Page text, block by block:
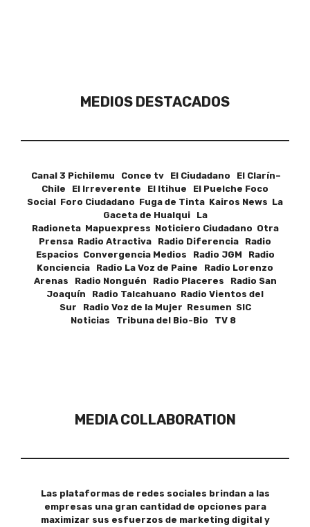
MEDIOS DESTACADOS
Canal 3 Pichilemu Conce tv El Ciudadano El Clarín–
Chile El Irreverente El Itihue El Puelche Foco
Social Foro Ciudadano Fuga de Tinta Kairos News La
Gaceta de Hualqui La
Radioneta Mapuexpress Noticiero Ciudadano Otra
Prensa Radio Atractiva Radio Diferencia Radio
Espacios Convergencia Medios Radio JGM Radio
Konciencia Radio La Voz de Paine Radio Lorenzo
Arenas Radio Nonguén Radio Placeres Radio San
Joaquín Radio Talcahuano Radio Vientos del
Sur Radio Voz de la Mujer Resumen SIC
Noticias Tribuna del Bio-Bio TV 8
MEDIA COLLABORATION
Las plataformas de redes sociales brindan a las
empresas una gran cantidad de opciones para
maximizar sus esfuerzos de marketing digital y